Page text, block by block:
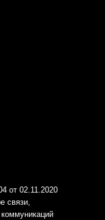
от 02.11.2020
связи,